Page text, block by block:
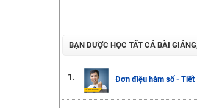
BẠN ĐƯỢC HỌC TẤT CẢ BÀI
1. Đơn điệu hàm số - Tiết